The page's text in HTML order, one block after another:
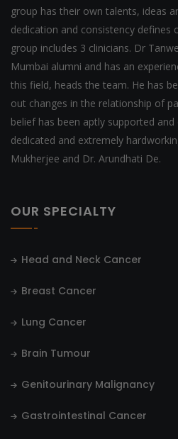
group has their own talents, ideas
dedication and consistency defines
group includes 3 clinicians. Dr
Mumbai alumni and has an
this field, heads the team. He has
out changes in the relationship of
belief has been aptly supported
dedicated and extremely
Mukherjee and Dr. Arundhati De.
OUR SPECIALTY
Head and Neck Cancer
Breast Cancer
Lung Cancer
Brain Tumour
Genitourinary Malignancy
Gastrointestinal Cancer